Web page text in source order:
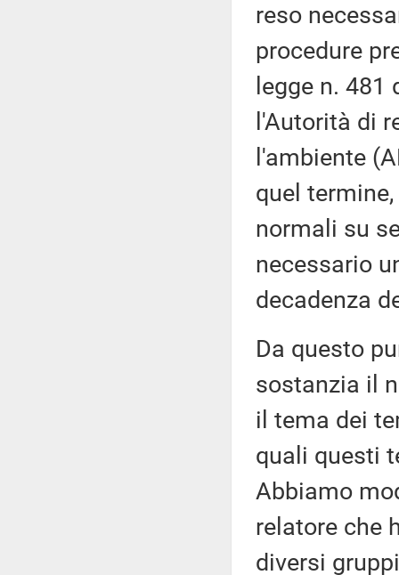
reso
procedure
legge n.
l'Autorità di
l'ambiente
quel
normali su
necessario
decadenza
Da questo
sostanzia il
il tema dei
quali questi
Abbiamo
relatore che
diversi